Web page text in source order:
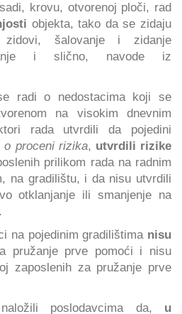
krovu, otvorenoj ploči, rad
objekta, tako da se zidaju
zidovi, šalovanje i zidanje
i slično, navode iz
radi o nedostacima koji se
na visokim dnevnim
rada utvrdili da pojedini
o proceni rizika, utvrdili rizike
prilikom rada na radnim
na gradilištu, i da nisu utvrdili
otklanjanje ili smanjenje na
na pojedinim gradilištima nisu
pružanje prve pomoći i nisu
zaposlenih za pružanje prve
poslodavcima da, u